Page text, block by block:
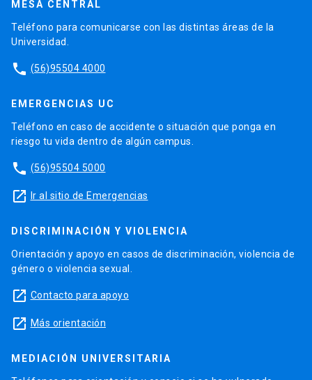
MESA CENTRAL
Teléfono para comunicarse con las distintas áreas de la
Universidad.
phone (56)95504 4000
EMERGENCIAS UC
Teléfono en caso de accidente o situación que ponga en
riesgo tu vida dentro de algún campus.
phone (56)95504 5000
launch Ir al sitio de Emergencias
DISCRIMINACIÓN Y VIOLENCIA
Orientación y apoyo en casos de discriminación, violencia de
género o violencia sexual.
launch Contacto para apoyo
launch Más orientación
MEDIACIÓN UNIVERSITARIA